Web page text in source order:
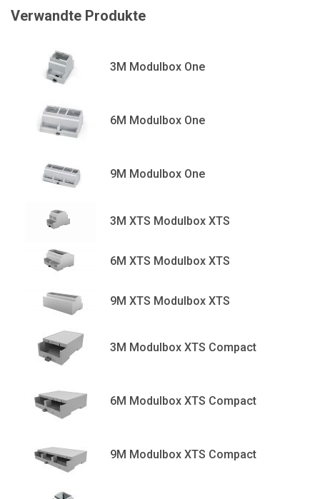
Verwandte Produkte
3M Modulbox One
6M Modulbox One
9M Modulbox One
3M XTS Modulbox XTS
6M XTS Modulbox XTS
9M XTS Modulbox XTS
3M Modulbox XTS Compact
6M Modulbox XTS Compact
9M Modulbox XTS Compact